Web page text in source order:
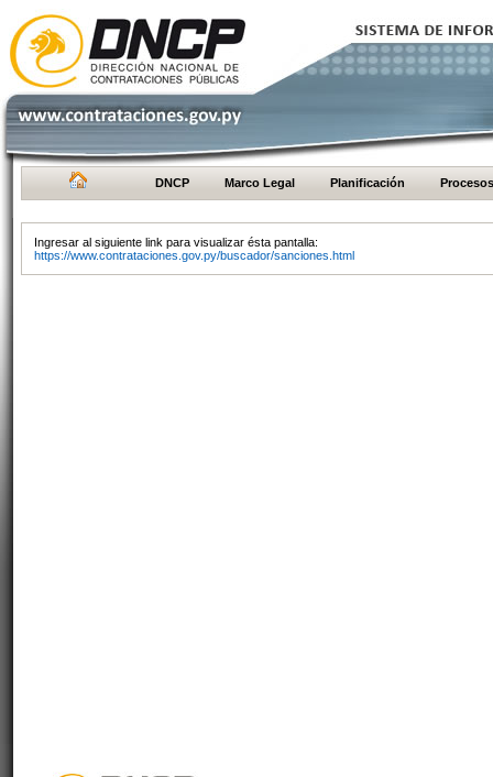
DNCP Marco Legal Planificación Procesos
Ingresar al siguiente link para visualizar ésta pantalla:
https://www.contrataciones.gov.py/buscador/sanciones.html